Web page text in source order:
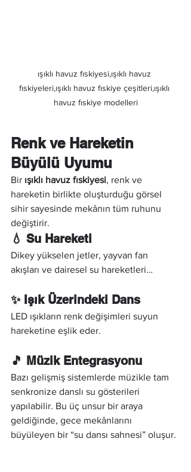
ışıklı havuz fıskiyesi,ışıklı havuz
fıskiyeleri,ışıklı havuz fıskiye çeşitleri,ışıklı
havuz fıskiye modelleri
Renk ve Hareketin
Büyülü Uyumu
Bir ışıklı havuz fıskiyesi, renk ve
hareketin birlikte oluşturduğu görsel
sihir sayesinde mekânın tüm ruhunu
değiştirir.
💧 Su Hareketi
Dikey yükselen jetler, yayvan fan
akışları ve dairesel su hareketleri…
✨ Işık Üzerindeki Dans
LED ışıkların renk değişimleri suyun
hareketine eşlik eder.
🎵 Müzik Entegrasyonu
Bazı gelişmiş sistemlerde müzikle tam
senkronize danslı su gösterileri
yapılabilir. Bu üç unsur bir araya
geldiğinde, gece mekânlarını
büyüleyen bir “su dansı sahnesi” oluşur.